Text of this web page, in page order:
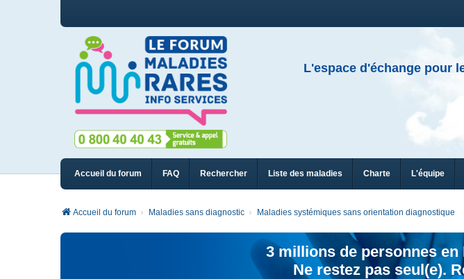
L'espace d'échange pour
Accueil du forum FAQ Rechercher Liste des maladies Charte L'équipe
Accueil du forum Maladies sans diagnostic Maladies systémiques sans orientation diagnostique
3 millions de personnes
Ne restez pas seul(e).